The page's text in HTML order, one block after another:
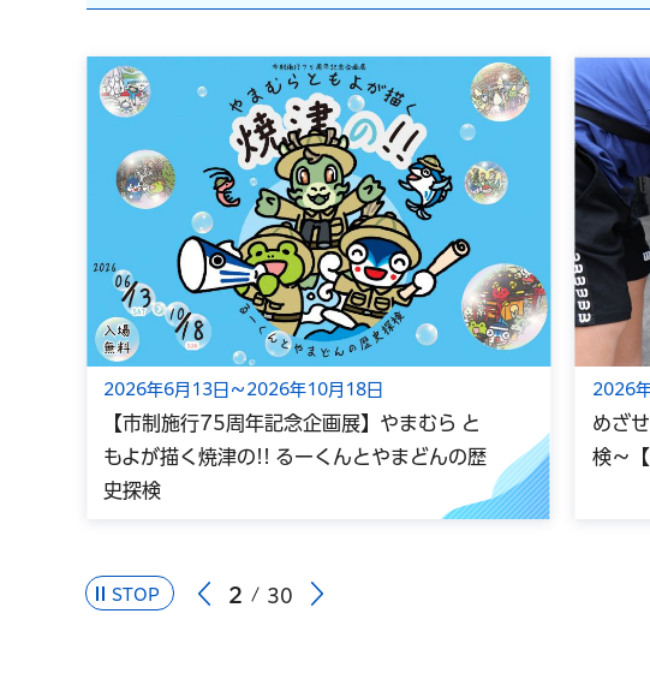
STOP 2 30
2026年6月13日～2026年10月18日
【市制施行75周年記念企画展】やまむら と
もよが描く焼津の!! るーくんとやまどんの歴
史探検
2026
めざ
検～